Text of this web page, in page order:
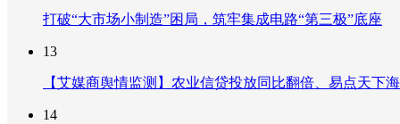
打破“大市场小制造”困局，筑牢集成电路“第三极”底座
13
【艾媒商舆情监测】农业信贷投放同比翻倍、易点天下
14